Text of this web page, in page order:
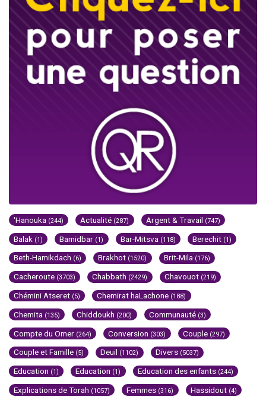
'Hanouka (244) Actualité (287) Argent & Travail (747)
Balak (1) Bamidbar (1) Bar-Mitsva (118) Berechit (1)
Beth-Hamikdach (6) Brakhot (1520) Brit-Mila (176)
Cacheroute (3703) Chabbath (2429) Chavouot (219)
Chémini Atseret (5) Chemirat haLachone (188)
Chemita (135) Chiddoukh (200) Communauté (3)
Compte du Omer (264) Conversion (303) Couple (297)
Couple et Famille (5) Deuil (1102) Divers (5037)
Education (1) Education (1) Education des enfants (244)
Explications de Torah (1057) Femmes (316) Hassidout (4)